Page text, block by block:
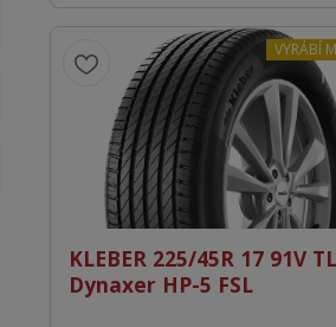
VYRÁBÍ
KLEBER 225/45R 17 91V TL
Dynaxer HP-5 FSL